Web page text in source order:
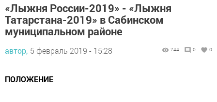
«Лыжня России-2019» - «Лыжня
Татарстана-2019» в Сабинском
муниципальном районе
автор, 5 февраль 2019 - 15:28 744 0 0
ПОЛОЖЕНИЕ